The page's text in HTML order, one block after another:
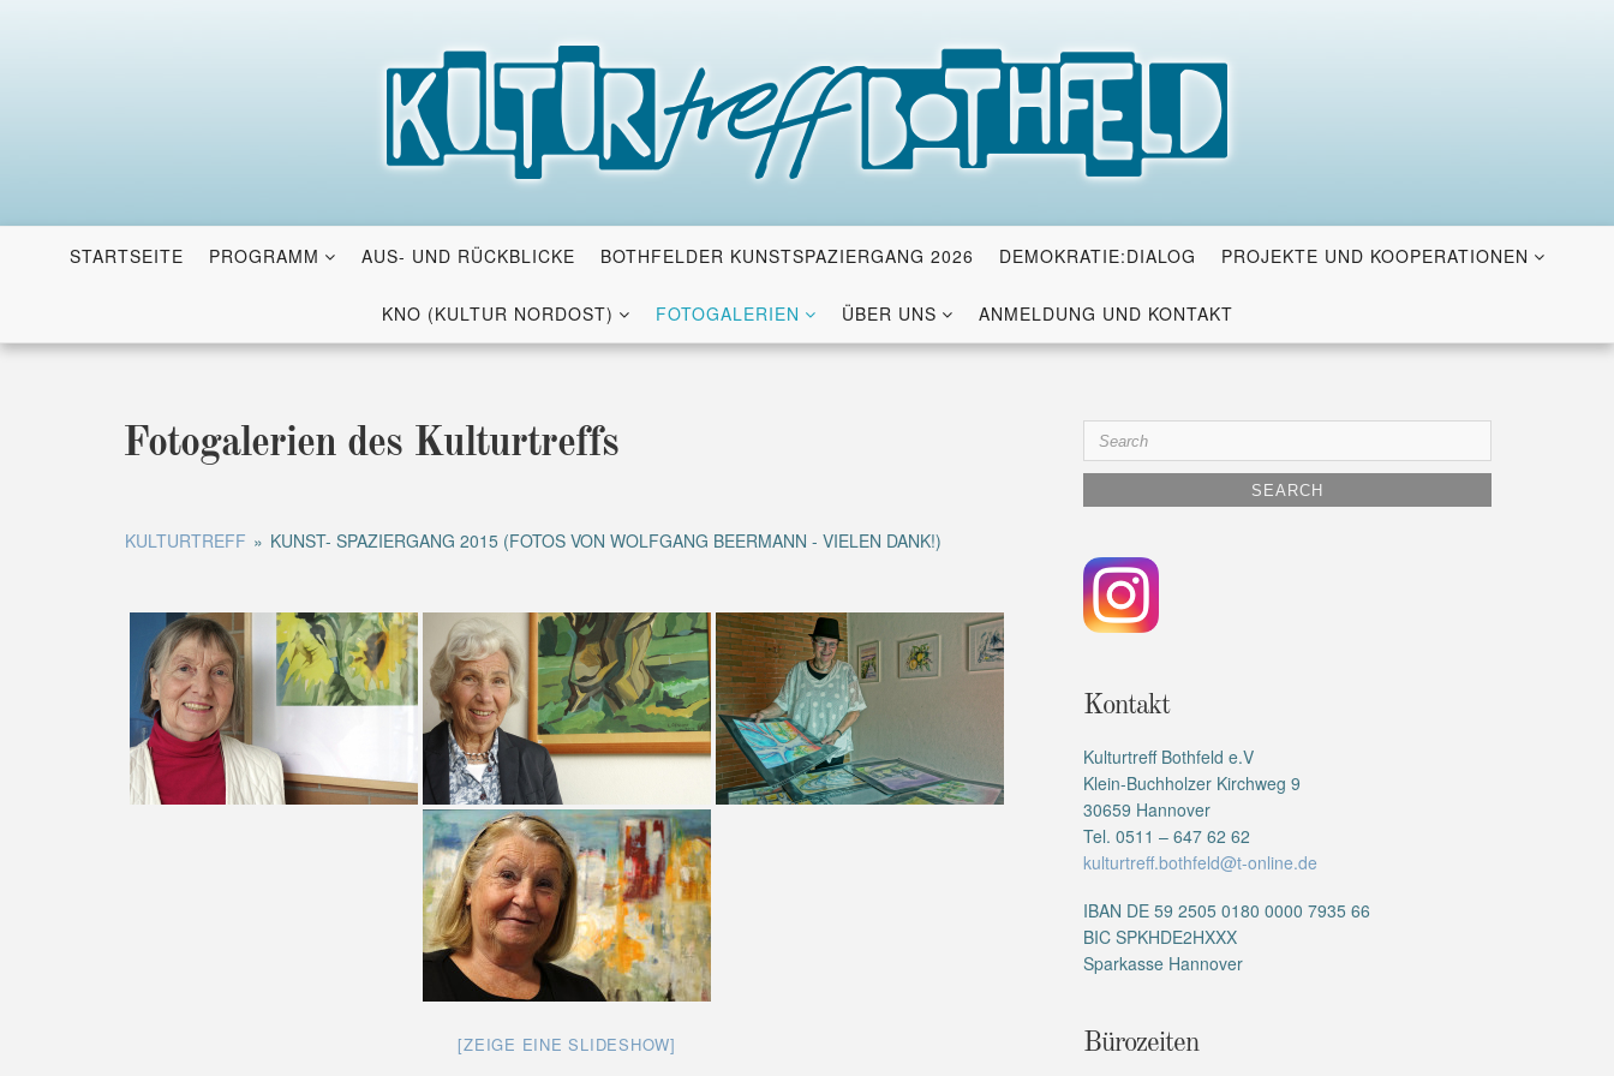
STARTSEITE PROGRAMM AUS- UND RÜCKBLICKE BOTHFELDER KUNSTSPAZIERGANG 2026 DEMOKRATIE:DIALOG PROJEKTE UND KOOPERATIONEN
KNO (KULTUR NORDOST) FOTOGALERIEN ÜBER UNS ANMELDUNG UND KONTAKT
Fotogalerien des Kulturtreffs
KULTURTREFF » KUNST- SPAZIERGANG 2015 (FOTOS VON WOLFGANG BEERMANN - VIELEN DANK!)
[ZEIGE EINE SLIDESHOW]
Search
for:
Kontakt
Kulturtreff Bothfeld e.V
Klein-Buchholzer Kirchweg 9
30659 Hannover
Tel. 0511 – 647 62 62
kulturtreff.bothfeld@t-online.de
IBAN DE 59 2505 0180 0000 7935 66
BIC SPKHDE2HXXX
Sparkasse Hannover
Bürozeiten